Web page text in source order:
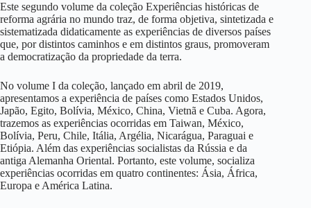
Este segundo volume da coleção Experiências históricas de
reforma agrária no mundo traz, de forma objetiva, sintetizada e
sistematizada didaticamente as experiências de diversos países
que, por distintos caminhos e em distintos graus, promoveram
a democratização da propriedade da terra.
No volume I da coleção, lançado em abril de 2019,
apresentamos a experiência de países como Estados Unidos,
Japão, Egito, Bolívia, México, China, Vietnã e Cuba. Agora,
trazemos as experiências ocorridas em Taiwan, México,
Bolívia, Peru, Chile, Itália, Argélia, Nicarágua, Paraguai e
Etiópia. Além das experiências socialistas da Rússia e da
antiga Alemanha Oriental. Portanto, este volume, socializa
experiências ocorridas em quatro continentes: Ásia, África,
Europa e América Latina.